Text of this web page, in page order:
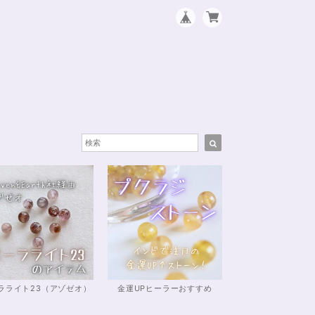
ライト23（アゾゼオ） 金運UPヒーラーおすすめ